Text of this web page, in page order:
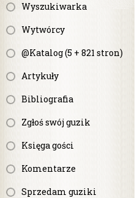
Wyszukiwarka
Wytwórcy
@Katalog (5 + 821 stron)
Artykuły
Bibliografia
Zgłoś swój guzik
Księga gości
Komentarze
Sprzedam guziki